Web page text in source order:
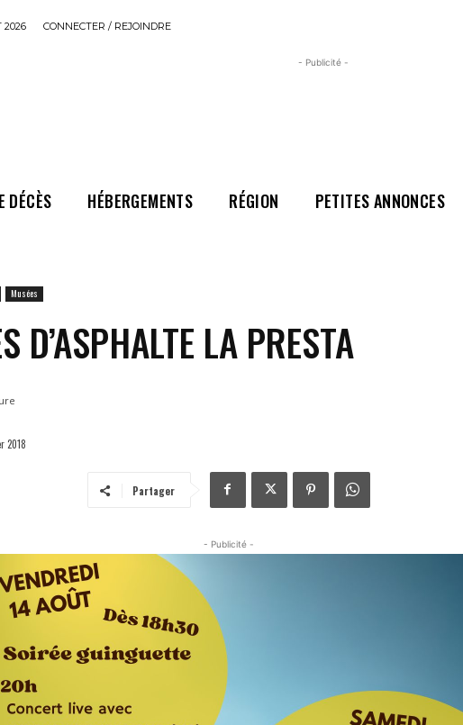
2026 CONNECTER / REJOINDRE
- Publicité -
DÉCÈS HÉBERGEMENTS RÉGION PETITES ANNONCES
Musées
D’ASPHALTE LA PRESTA
2018
Partager
- Publicité -